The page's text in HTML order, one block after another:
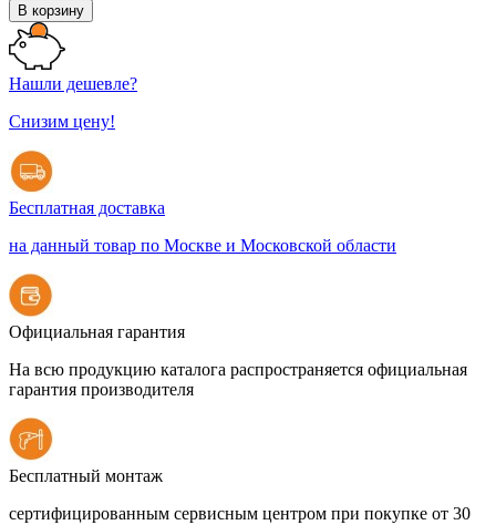
В корзину
Нашли дешевле?
Снизим цену!
Бесплатная доставка
на данный товар по Москве и Московской области
Официальная гарантия
На всю продукцию каталога распространяется официальная
гарантия производителя
Бесплатный монтаж
сертифицированным сервисным центром при покупке от 30